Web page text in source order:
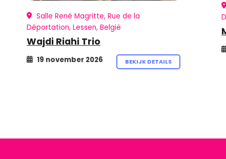
Salle René Magritte, Rue de la
Déportation, Lessen, België
Wajdi Riahi Trio
19 november 2026 BEKIJK DETAILS